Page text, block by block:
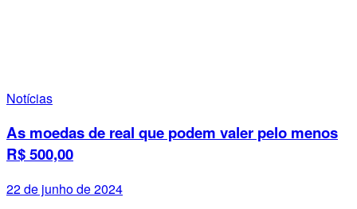
Notícias
As moedas de real que podem valer pelo menos
R$ 500,00
22 de junho de 2024